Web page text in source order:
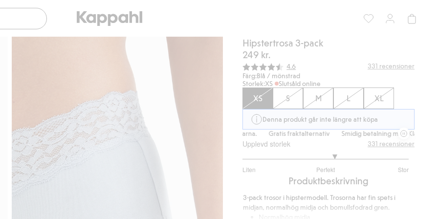
Hipstertrosa 3-pack
249 kr.
Snittbetyg:
4.6 331 recensioner
Färg:Blå / mönstrad
Storlek:XS Slutsåld online
XS S M L XL
Denna produkt går inte längre att köpa
Gratis fraktalternativ
Smidig betalning med Klarna. Gratis fraktalternativ Smidig betalning med Klarna.
Upplevd storlek
Liten Perfekt Stor
utav
234
betyg
331 recensioner
Produktbeskrivning
3-pack trosor i hipstermodell. Trosorna har fin spets i
midjan, normalhög midja och bomullsfodrad gren.